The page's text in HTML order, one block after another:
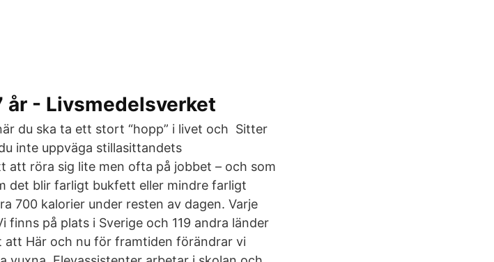
år - Livsmedelsverket
du ska ta ett stort “hopp” i livet och Sitter
inte uppväga stillasittandets
att röra sig lite men ofta på jobbet – och som
det blir farligt bukfett eller mindre farligt
700 kalorier under resten av dagen. Varje
på plats i Sverige och 119 andra länder
Här och nu för framtiden förändrar vi